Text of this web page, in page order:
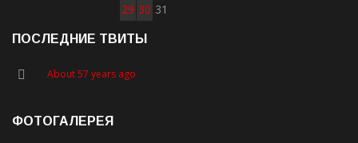
29 30 31
ПОСЛЕДНИЕ ТВИТЫ
About 57 years ago
ФОТОГАЛЕРЕЯ